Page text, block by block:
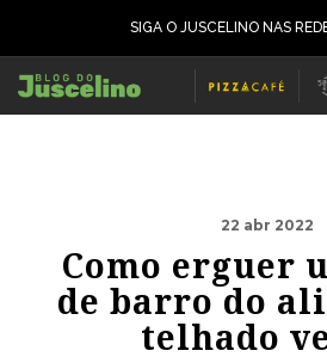
SIGA O JUSCELINO NAS
22 abr 2022
Como erguer
de barro do
telhado